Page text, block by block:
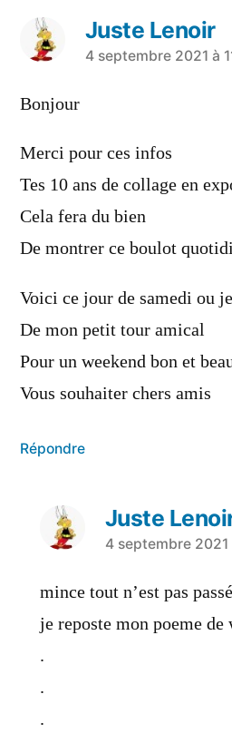
Juste Lenoir
a
4 septembre 2021 à
Bonjour
Merci pour ces infos
Tes 10 ans de collage en
Cela fera du bien
De montrer ce boulot
Voici ce jour de samedi ou
De mon petit tour amical
Pour un weekend bon et
Vous souhaiter chers amis
Répondre
Juste
a
dit :
4 septembre 2021
mince tout n’est pas passé
je reposte mon poeme de
.
.
.